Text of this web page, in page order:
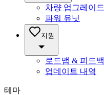
차량 업그레이드
파워 유닛
지원
로드맵 & 피드백
업데이트 내역
테마